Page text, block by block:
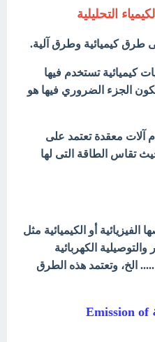
التحليلية
طرق كيميائية وطرق آلية.
كيميائية تستخدم فيها
الجزء الضروري فيها هو
آلات معقدة تعتمد على
تقاس الطاقة التى لها
أو الكيميائية مثل
الكهربائية
..... الخ، وتعتمد هذه الطرق
أولاً : انبعاث الطاقة الضوئية Emission of